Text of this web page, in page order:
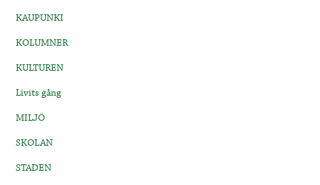
KAUPUNKI
KOLUMNER
KULTUREN
Livits gång
MILJÖ
SKOLAN
STADEN